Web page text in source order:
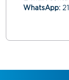
WhatsApp: